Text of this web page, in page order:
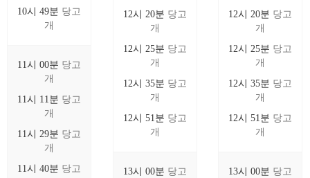
10시 49분 당고
개
11시 00분 당고
개
11시 11분 당고
개
11시 29분 당고
개
11시 40분 당고
12시 20분 당고
개
12시 25분 당고
개
12시 35분 당고
개
12시 51분 당고
개
13시 00분 당고
12시 20분 당고
개
12시 25분 당고
개
12시 35분 당고
개
12시 51분 당고
개
13시 00분 당고